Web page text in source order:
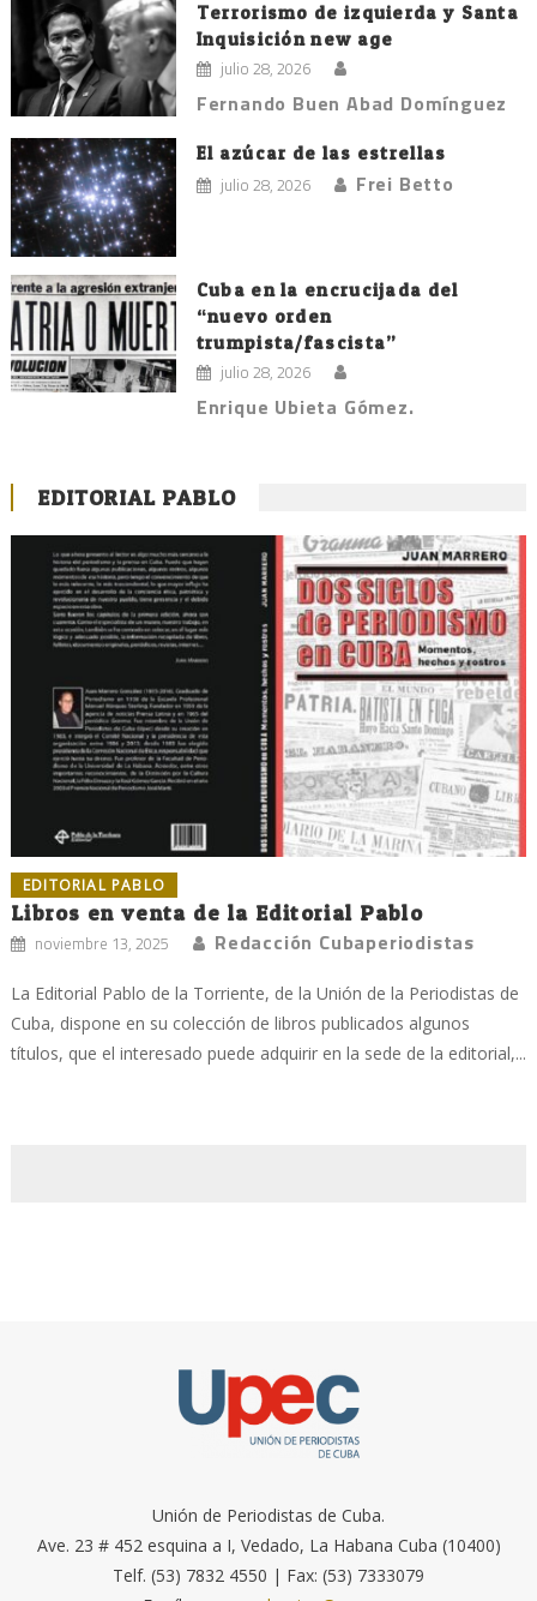
Terrorismo de izquierda y Santa
Inquisición new age
julio 28, 2026
Fernando Buen Abad Domínguez
El azúcar de las estrellas
julio 28, 2026 Frei Betto
Cuba en la encrucijada del
“nuevo orden
trumpista/fascista”
julio 28, 2026
Enrique Ubieta Gómez.
EDITORIAL PABLO
EDITORIAL PABLO
Libros en venta de la Editorial Pablo
noviembre 13, 2025 Redacción Cubaperiodistas
La Editorial Pablo de la Torriente, de la Unión de la Periodistas de
Cuba, dispone en su colección de libros publicados algunos
títulos, que el interesado puede adquirir en la sede de la editorial,...
Unión de Periodistas de Cuba.
Ave. 23 # 452 esquina a I, Vedado, La Habana Cuba (10400)
Telf. (53) 7832 4550 | Fax: (53) 7333079